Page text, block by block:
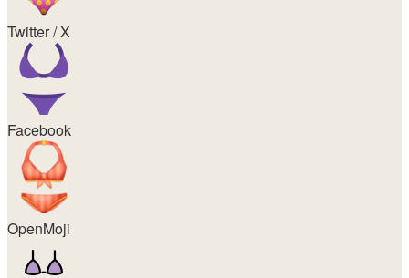
Twitter / X
Facebook
OpenMoji